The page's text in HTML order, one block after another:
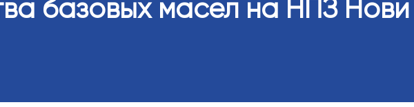
Общее
базовых масел на НПЗ